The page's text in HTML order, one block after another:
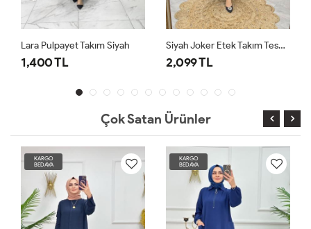
Pulpayet Takım Siyah
TL
Siyah Joker Etek Takım Tesettür Giyim
2,099 TL
Çok Satan Ürünler
KARGO
BEDAVA
KARGO
BEDAVA